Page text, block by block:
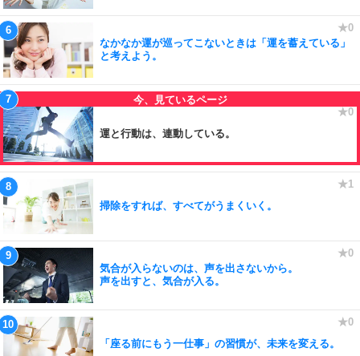
なかなか運が巡ってこないときは「運を蓄えている」
と考えよう。
運と行動は、連動している。
掃除をすれば、すべてがうまくいく。
気合が入らないのは、声を出さないから。
声を出すと、気合が入る。
「座る前にもう一仕事」の習慣が、未来を変える。